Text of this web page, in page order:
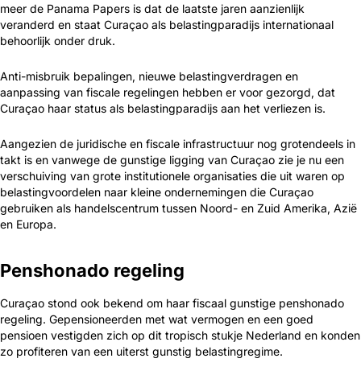
meer de Panama Papers is dat de laatste jaren aanzienlijk
veranderd en staat Curaçao als belastingparadijs internationaal
behoorlijk onder druk.
Anti-misbruik bepalingen, nieuwe belastingverdragen en
aanpassing van fiscale regelingen hebben er voor gezorgd, dat
Curaçao haar status als belastingparadijs aan het verliezen is.
Aangezien de juridische en fiscale infrastructuur nog grotendeels in
takt is en vanwege de gunstige ligging van Curaçao zie je nu een
verschuiving van grote institutionele organisaties die uit waren op
belastingvoordelen naar kleine ondernemingen die Curaçao
gebruiken als handelscentrum tussen Noord- en Zuid Amerika, Azië
en Europa.
Penshonado regeling
Curaçao stond ook bekend om haar fiscaal gunstige penshonado
regeling. Gepensioneerden met wat vermogen en een goed
pensioen vestigden zich op dit tropisch stukje Nederland en konden
zo profiteren van een uiterst gunstig belastingregime.